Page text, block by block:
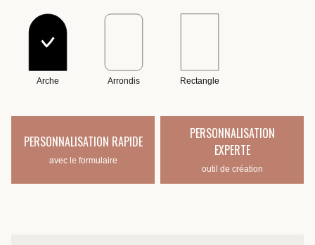
Arche Arrondis Rectangle
PERSONNALISATION RAPIDE
avec le formulaire
PERSONNALISATION
EXPERTE
outil de création